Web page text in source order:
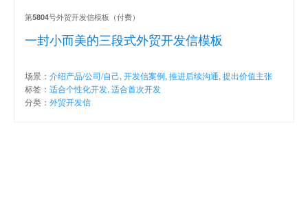
一封小而美的三段式外贸开发信模板
第5804号外贸开发信模板（付费）
场景： 介绍产品/公司/自己, 开发信案例, 推进后续沟通, 提出价值主张
标签： 适合个性化开发, 适合首次开发
分类： 外贸开发信